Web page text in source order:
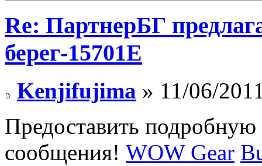
Re: ПартнерБГ
берег-15701Е
Kenjifujima » 11/06/
Предоставить
сообщения! WOW Gear